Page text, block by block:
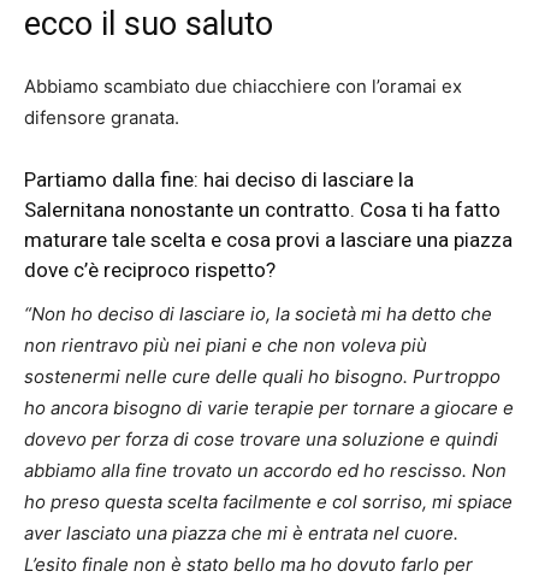
ecco il suo saluto
Abbiamo scambiato due chiacchiere con l’oramai ex
difensore granata.
Partiamo dalla fine: hai deciso di lasciare la
Salernitana nonostante un contratto. Cosa ti ha fatto
maturare tale scelta e cosa provi a lasciare una piazza
dove c’è reciproco rispetto?
“Non ho deciso di lasciare io, la società mi ha detto che
non rientravo più nei piani e che non voleva più
sostenermi nelle cure delle quali ho bisogno. Purtroppo
ho ancora bisogno di varie terapie per tornare a giocare e
dovevo per forza di cose trovare una soluzione e quindi
abbiamo alla fine trovato un accordo ed ho rescisso. Non
ho preso questa scelta facilmente e col sorriso, mi spiace
aver lasciato una piazza che mi è entrata nel cuore.
L’esito finale non è stato bello ma ho dovuto farlo per